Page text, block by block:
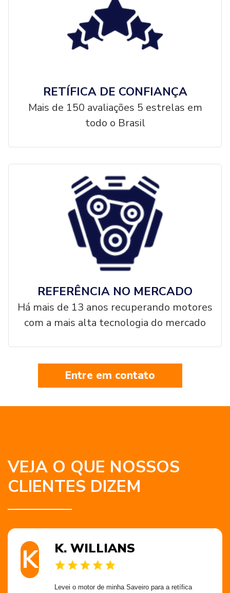
RETÍFICA DE CONFIANÇA
Mais de 150 avaliações 5 estrelas em
todo o Brasil
REFERÊNCIA NO MERCADO
Há mais de 13 anos recuperando motores
com a mais alta tecnologia do mercado
Entre em contato
VEJA O QUE NOSSOS
CLIENTES DIZEM
K K. WILLIANS
Levei o motor de minha Saveiro para a retífica